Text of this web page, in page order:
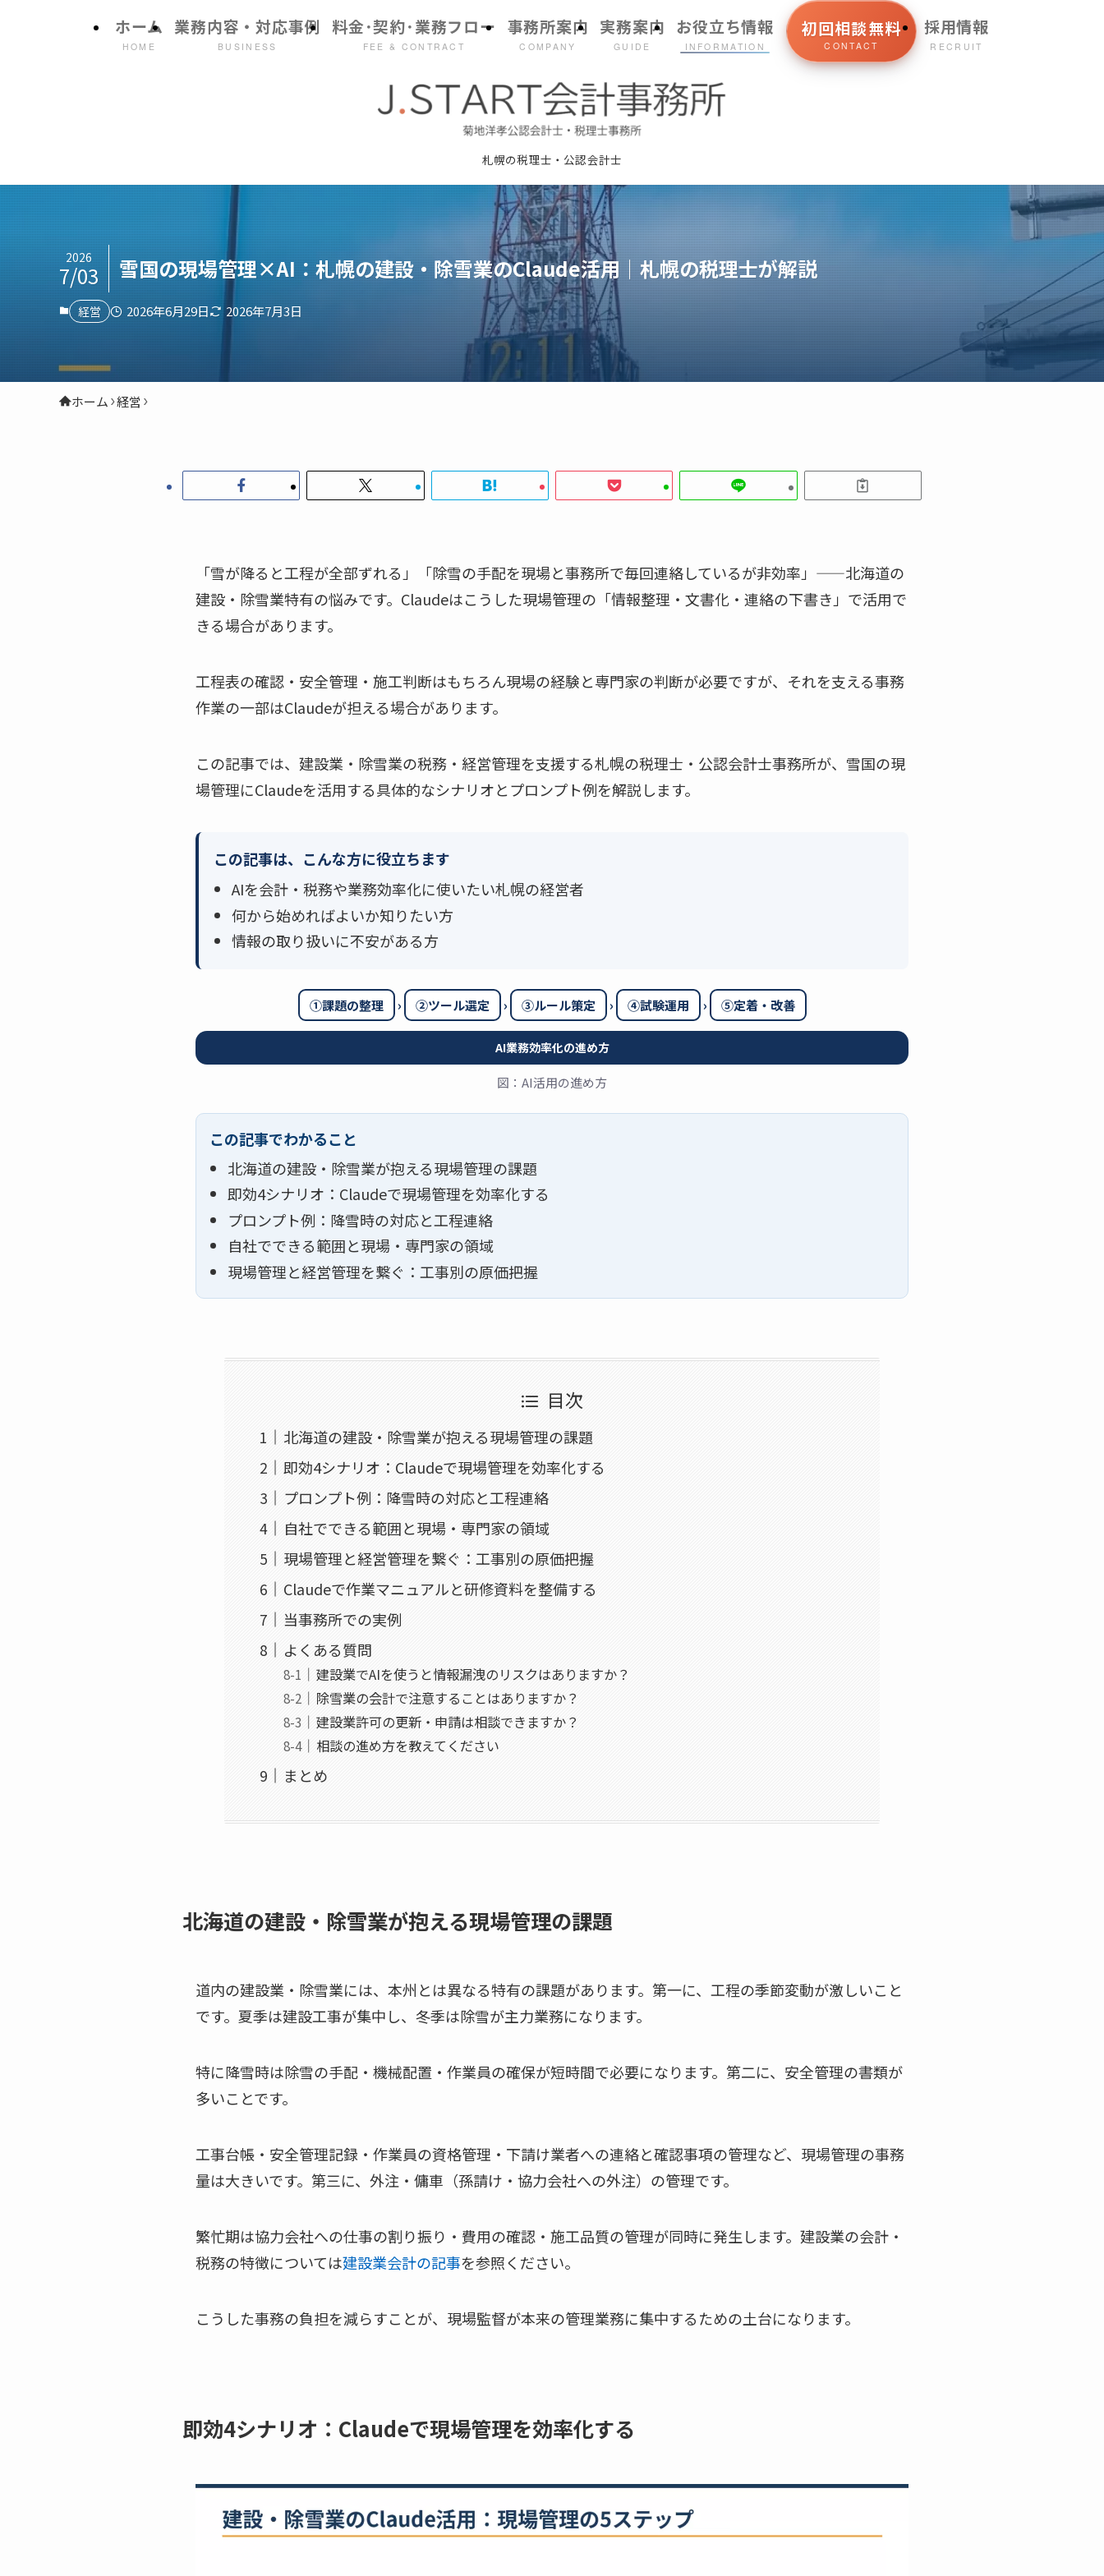
札幌の税理士・公認会計士
ホーム
HOME
業務内容・対応事例
BUSINESS
料金･契約･業務フロー
FEE & CONTRACT
事務所案内
COMPANY
実務案内
GUIDE
お役立ち情報
INFORMATION
初回相談無料
CONTACT
採用情報
RECRUIT
雪国の現場管理×AI：札幌の建設・除雪業のClaude活用｜札幌の税理士が解説
2026
7/03
経営 2026年6月29日 2026年7月3日
ホーム 経営
「雪が降ると工程が全部ずれる」「除雪の手配を現場と事務所で毎回連絡しているが非効率」——北海道の
建設・除雪業特有の悩みです。Claudeはこうした現場管理の「情報整理・文書化・連絡の下書き」で活用で
きる場合があります。
工程表の確認・安全管理・施工判断はもちろん現場の経験と専門家の判断が必要ですが、それを支える事務
作業の一部はClaudeが担える場合があります。
この記事では、建設業・除雪業の税務・経営管理を支援する札幌の税理士・公認会計士事務所が、雪国の現
場管理にClaudeを活用する具体的なシナリオとプロンプト例を解説します。
この記事は、こんな方に役立ちます
AIを会計・税務や業務効率化に使いたい札幌の経営者
何から始めればよいか知りたい方
情報の取り扱いに不安がある方
①課題の整理 › ②ツール選定 › ③ルール策定 › ④試験運用 › ⑤定着・改善
AI業務効率化の進め方
図：AI活用の進め方
この記事でわかること
北海道の建設・除雪業が抱える現場管理の課題
即効4シナリオ：Claudeで現場管理を効率化する
プロンプト例：降雪時の対応と工程連絡
自社でできる範囲と現場・専門家の領域
現場管理と経営管理を繋ぐ：工事別の原価把握
目次
北海道の建設・除雪業が抱える現場管理の課題
即効4シナリオ：Claudeで現場管理を効率化する
プロンプト例：降雪時の対応と工程連絡
自社でできる範囲と現場・専門家の領域
現場管理と経営管理を繋ぐ：工事別の原価把握
Claudeで作業マニュアルと研修資料を整備する
当事務所での実例
よくある質問
建設業でAIを使うと情報漏洩のリスクはありますか？
除雪業の会計で注意することはありますか？
建設業許可の更新・申請は相談できますか？
相談の進め方を教えてください
まとめ
北海道の建設・除雪業が抱える現場管理の課題
道内の建設業・除雪業には、本州とは異なる特有の課題があります。第一に、工程の季節変動が激しいこと
です。夏季は建設工事が集中し、冬季は除雪が主力業務になります。
特に降雪時は除雪の手配・機械配置・作業員の確保が短時間で必要になります。第二に、安全管理の書類が
多いことです。
工事台帳・安全管理記録・作業員の資格管理・下請け業者への連絡と確認事項の管理など、現場管理の事務
量は大きいです。第三に、外注・傭車（孫請け・協力会社への外注）の管理です。
繁忙期は協力会社への仕事の割り振り・費用の確認・施工品質の管理が同時に発生します。建設業の会計・
税務の特徴については建設業会計の記事を参照ください。
こうした事務の負担を減らすことが、現場監督が本来の管理業務に集中するための土台になります。
即効4シナリオ：Claudeで現場管理を効率化する